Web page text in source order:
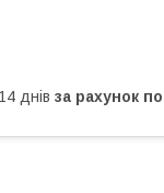
днів за рахунок